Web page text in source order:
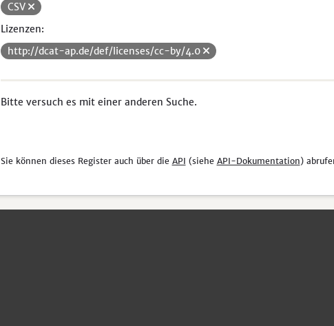
CSV
Lizenzen:
http://dcat-ap.de/def/licenses/cc-by/4.0
Bitte versuch es mit einer anderen Suche.
Sie können dieses Register auch über die API (siehe API-Dokumentation)